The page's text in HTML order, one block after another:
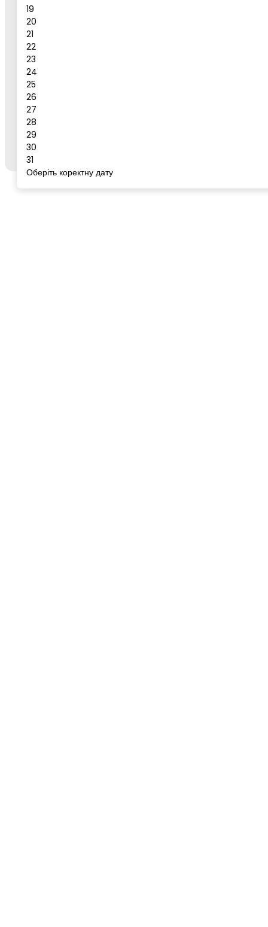
19
20
21
22
23
24
25
26
27
28
29
30
31
Оберіть коректну дату
Повідомлення
Щоб забронювати готель або тур, відкрийте цей
сервіс із сторінки бажаного готелю/туру на